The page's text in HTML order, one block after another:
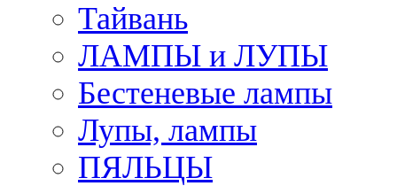
Тайвань
ЛАМПЫ и ЛУПЫ
Бестеневые лампы
Лупы, лампы
ПЯЛЬЦЫ